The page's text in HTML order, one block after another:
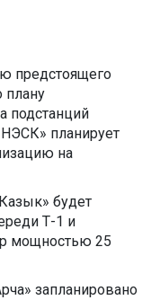
предстоящего
плану
подстанций
планирует
на
будет
Т-1 и
мощностью 25
запланировано